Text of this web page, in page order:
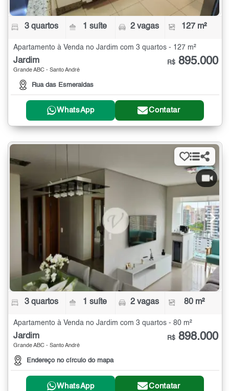
3 quartos 1 suíte 2 vagas 127 m²
Apartamento à Venda no Jardim com 3 quartos - 127 m²
Jardim
Grande ABC - Santo André
Rua das Esmeraldas
R$ 895.000
WhatsApp Contatar
3 quartos 1 suíte 2 vagas 80 m²
Apartamento à Venda no Jardim com 3 quartos - 80 m²
Jardim
Grande ABC - Santo André
Endereço no círculo do mapa
R$ 898.000
WhatsApp Contatar